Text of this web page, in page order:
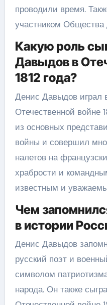
проводили время.
участником Общества
Какую роль
Давыдов в
1812 года?
Денис Давыдов играл
Отечественной войне
из основных
войны и совершил
налетов на
храбрости и
известным и
Чем
в истории
Денис Давыдов
русский поэт и
символом
народа. Он также